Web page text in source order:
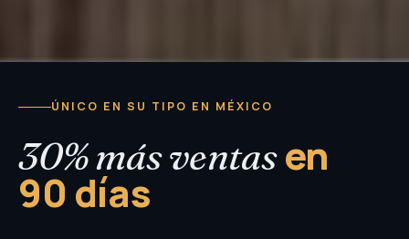
ÚNICO EN SU TIPO EN MÉXICO
30% más ventasen
90 días